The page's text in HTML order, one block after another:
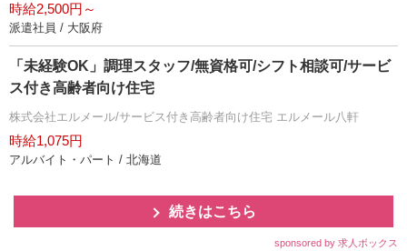
時給2,500円～
派遣社員 / 大阪府
「未経験OK」調理スタッフ/無資格可/シフト相談可/サービ
ス付き高齢者向け住宅
株式会社エルメール/サービス付き高齢者向け住宅 エルメール八軒
時給1,075円
アルバイト・パート / 北海道
続きはこちら
sponsored by 求人ボックス